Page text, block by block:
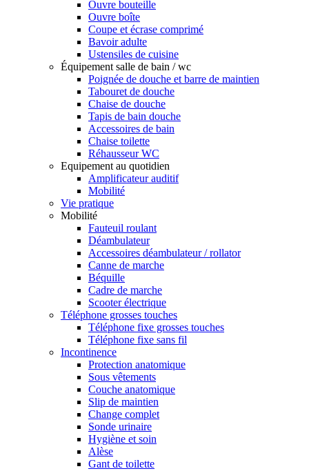
Ouvre bouteille
Ouvre boîte
Coupe et écrase comprimé
Bavoir adulte
Ustensiles de cuisine
Équipement salle de bain / wc
Poignée de douche et barre de maintien
Tabouret de douche
Chaise de douche
Tapis de bain douche
Accessoires de bain
Chaise toilette
Réhausseur WC
Equipement au quotidien
Amplificateur auditif
Mobilité
Vie pratique
Mobilité
Fauteuil roulant
Déambulateur
Accessoires déambulateur / rollator
Canne de marche
Béquille
Cadre de marche
Scooter électrique
Téléphone grosses touches
Téléphone fixe grosses touches
Téléphone fixe sans fil
Incontinence
Protection anatomique
Sous vêtements
Couche anatomique
Slip de maintien
Change complet
Sonde urinaire
Hygiène et soin
Alèse
Gant de toilette